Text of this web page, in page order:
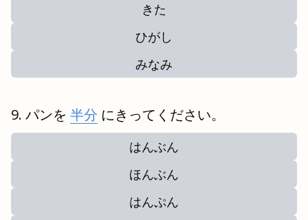
きた
ひがし
みなみ
パンを 半分 にきってください。
はんぶん
ほんぶん
はんぷん